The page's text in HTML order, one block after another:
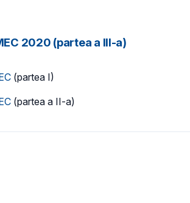
2020 (partea a III-a)
(partea I)
(partea a II-a)